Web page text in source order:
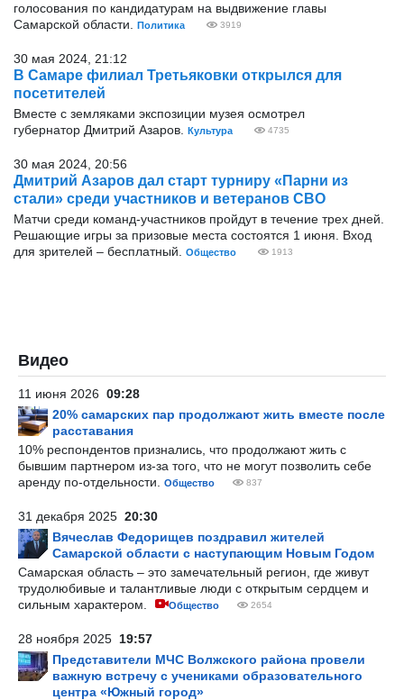
голосования по кандидатурам на выдвижение главы
Самарской области.
Политика 3919
30 мая 2024, 21:12
В Самаре филиал Третьяковки открылся для
посетителей
Вместе с земляками экспозиции музея осмотрел
губернатор Дмитрий Азаров.
Культура 4735
30 мая 2024, 20:56
Дмитрий Азаров дал старт турниру «Парни из
стали» среди участников и ветеранов СВО
Матчи среди команд-участников пройдут в течение трех дней.
Решающие игры за призовые места состоятся 1 июня. Вход
для зрителей – бесплатный.
Общество 1913
Видео
11 июня 2026 09:28
20% самарских пар продолжают жить вместе после
расставания
10% респондентов признались, что продолжают жить с
бывшим партнером из-за того, что не могут позволить себе
аренду по-отдельности.
Общество 837
31 декабря 2025 20:30
Вячеслав Федорищев поздравил жителей
Самарской области с наступающим Новым Годом
Самарская область – это замечательный регион, где живут
трудолюбивые и талантливые люди с открытым сердцем и
сильным характером.
Общество 2654
28 ноября 2025 19:57
Представители МЧС Волжского района провели
важную встречу с учениками образовательного
центра «Южный город»